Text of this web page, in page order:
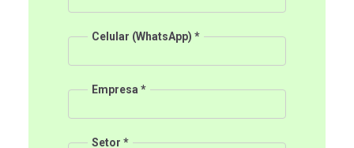
Celular (WhatsApp)
Empresa
Setor